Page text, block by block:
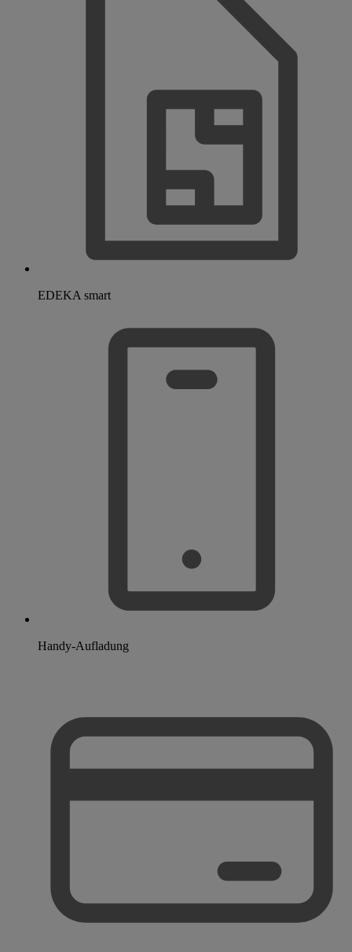
EDEKA smart
Handy-Aufladung